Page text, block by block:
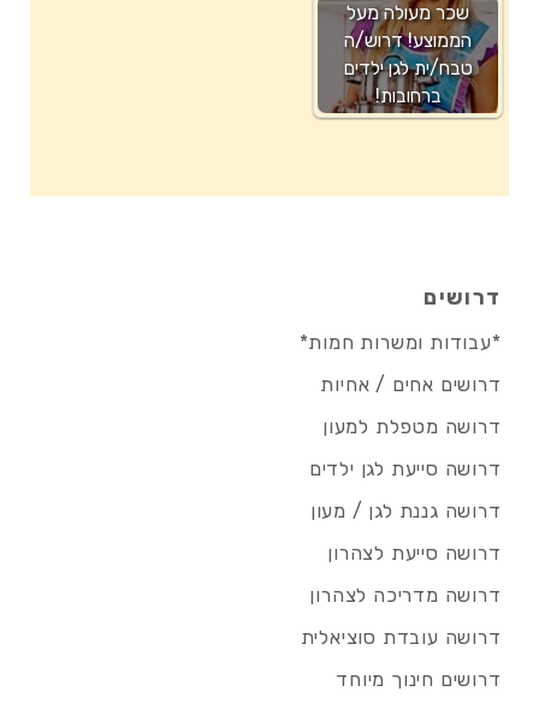
שכר מעולה מעל
הממוצע! דרוש/ה
טבח/ית לגן ילדים
ברחובות!
דרושים
*עבודות ומשרות חמות*
דרושים אחים / אחיות
דרושה מטפלת למעון
דרושה סייעת לגן ילדים
דרושה גננת לגן / מעון
דרושה סייעת לצהרון
דרושה מדריכה לצהרון
דרושה עובדת סוציאלית
דרושים חינוך מיוחד